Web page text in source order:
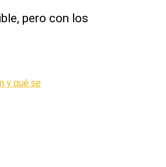
pero con los
y qué se